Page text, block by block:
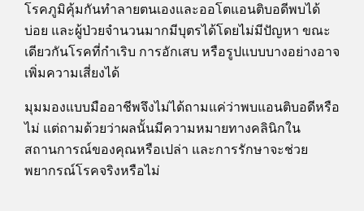
โรคภูมิคุ้มกันทำลายตนเองและออโตแอนติบอดีพบได้
บ่อย และผู้ป่วยจำนวนมากมีบุตรได้โดยไม่มีปัญหา ขณะ
เดียวกันโรคที่กำเริบ การอักเสบ หรือรูปแบบบางอย่างอาจ
เพิ่มความเสี่ยงได้
มุมมองแบบมืออาชีพจึงไม่ได้ถามแค่ว่าพบแอนติบอดีหรือ
ไม่ แต่ถามด้วยว่าผลนั้นมีความหมายทางคลินิกใน
สถานการณ์ของคุณหรือเปล่า และการรักษาจะช่วย
พยากรณ์โรคจริงหรือไม่